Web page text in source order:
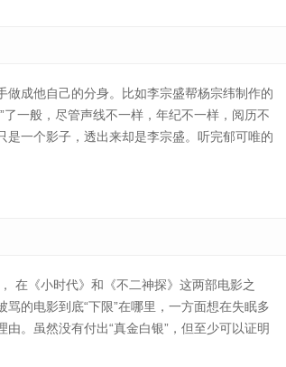
做成他自己的分身。比如李宗盛帮杨宗纬制作的
了一般，尽管声线不一样，年纪不一样，阅历不
是一个影子，透出来却是李宗盛。听完郁可唯的
在《小时代》和《不二神探》这两部电影之
的电影到底“下限”在哪里，一方面想在失眠多
。虽然没有付出“真金白银”，但至少可以证明